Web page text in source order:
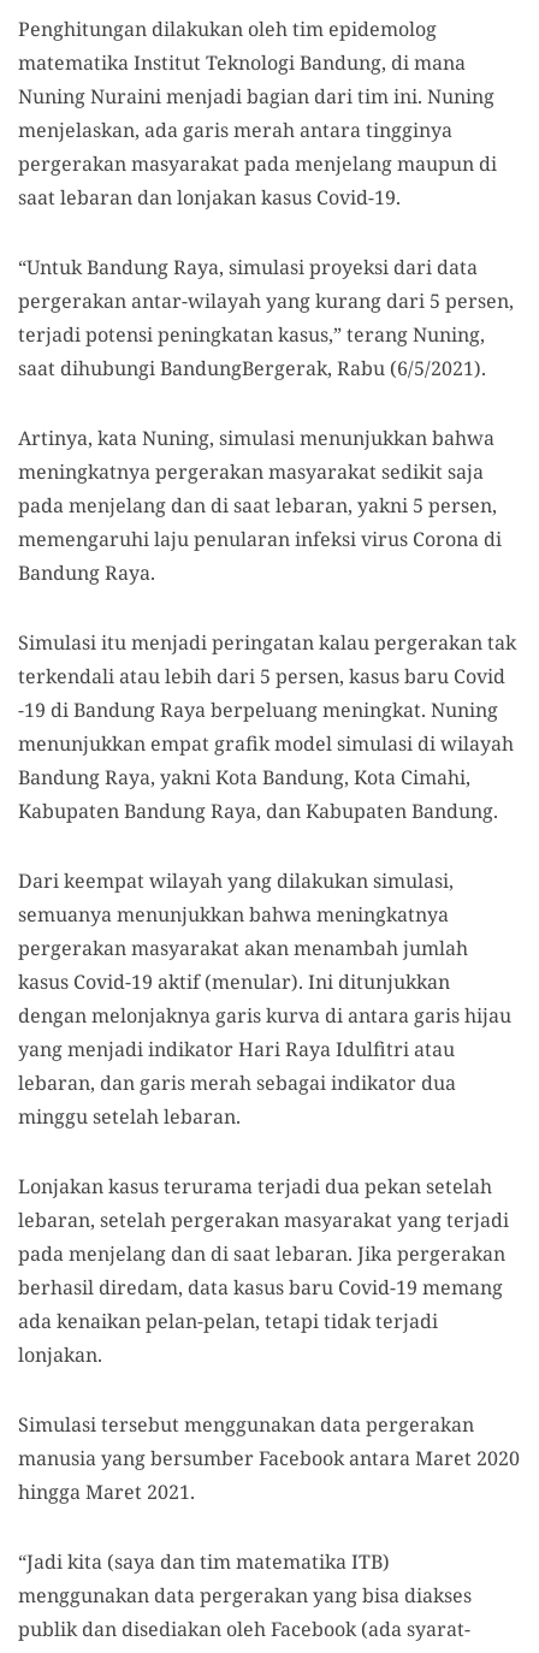
Penghitungan dilakukan oleh tim epidemolog
matematika Institut Teknologi Bandung, di mana
Nuning Nuraini menjadi bagian dari tim ini. Nuning
menjelaskan, ada garis merah antara tingginya
pergerakan masyarakat pada menjelang maupun di
saat lebaran dan lonjakan kasus Covid-19.
“Untuk Bandung Raya, simulasi proyeksi dari data
pergerakan antar-wilayah yang kurang dari 5 persen,
terjadi potensi peningkatan kasus,” terang Nuning,
saat dihubungi BandungBergerak, Rabu (6/5/2021).
Artinya, kata Nuning, simulasi menunjukkan bahwa
meningkatnya pergerakan masyarakat sedikit saja
pada menjelang dan di saat lebaran, yakni 5 persen,
memengaruhi laju penularan infeksi virus Corona di
Bandung Raya.
Simulasi itu menjadi peringatan kalau pergerakan tak
terkendali atau lebih dari 5 persen, kasus baru Covid
-19 di Bandung Raya berpeluang meningkat. Nuning
menunjukkan empat grafik model simulasi di wilayah
Bandung Raya, yakni Kota Bandung, Kota Cimahi,
Kabupaten Bandung Raya, dan Kabupaten Bandung.
Dari keempat wilayah yang dilakukan simulasi,
semuanya menunjukkan bahwa meningkatnya
pergerakan masyarakat akan menambah jumlah
kasus Covid-19 aktif (menular). Ini ditunjukkan
dengan melonjaknya garis kurva di antara garis hijau
yang menjadi indikator Hari Raya Idulfitri atau
lebaran, dan garis merah sebagai indikator dua
minggu setelah lebaran.
Lonjakan kasus terurama terjadi dua pekan setelah
lebaran, setelah pergerakan masyarakat yang terjadi
pada menjelang dan di saat lebaran. Jika pergerakan
berhasil diredam, data kasus baru Covid-19 memang
ada kenaikan pelan-pelan, tetapi tidak terjadi
lonjakan.
Simulasi tersebut menggunakan data pergerakan
manusia yang bersumber Facebook antara Maret 2020
hingga Maret 2021.
“Jadi kita (saya dan tim matematika ITB)
menggunakan data pergerakan yang bisa diakses
publik dan disediakan oleh Facebook (ada syarat-